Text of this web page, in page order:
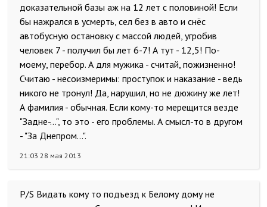
доказательной базы аж на 12 лет с половиной! Если
бы нажрался в усмерть, сел без в авто и снёс
автобусную остановку с массой людей, угробив
человек 7 - получил бы лет 6-7! А тут - 12,5! По-
моему, перебор. А для мужика - считай, пожизненно!
Считаю - несоизмеримы: проступок и наказание - ведь
никого не тронул! Да, нарушил, но не дюжину же лет!
А фамилия - обычная. Если кому-то мерещится везде
"Задне-...", то это - его проблемы. А смысл-то в другом
- "За Днепром...".
21:03 28 мая 2013
P/S Видать кому то подъезд к Белому дому не